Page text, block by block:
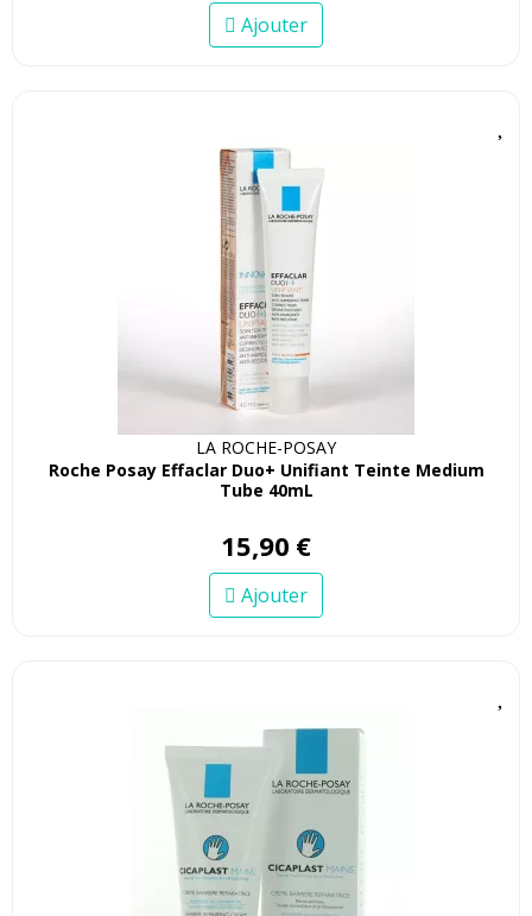
Ajouter
LA ROCHE-POSAY
Roche Posay Effaclar Duo+ Unifiant Teinte Medium
Tube 40mL
15,90 €
Ajouter